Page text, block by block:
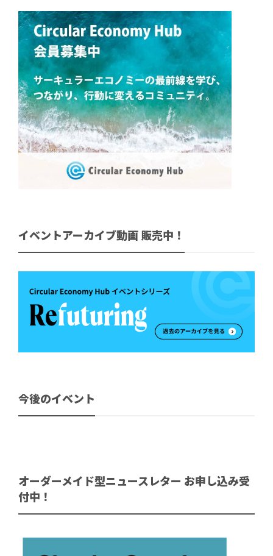
イベントアーカイブ動画 販売中！
今後のイベント
オーダーメイド型ニュースレター お申し込み受
付中！